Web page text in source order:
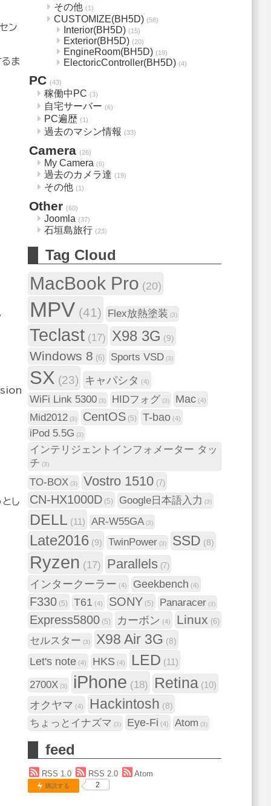
ン
ま
し
その他 (1)
CUSTOMIZE(BH5D) (58)
Interior(BH5D) (15)
Exterior(BH5D) (20)
EngineRoom(BH5D) (19)
ElectoricController(BH5D) (4)
PC (43)
稼働中PC (3)
自宅サーバー (6)
PC遍歴 (1)
過去のマシン情報 (33)
Camera (26)
My Camera (6)
過去のカメラ達 (19)
その他 (1)
Other (60)
Joomla (37)
石垣島旅行 (23)
Tag Cloud
MacBook Pro (20)
MPV (41) Flex放熱塗装 (3)
Teclast (17) X98 3G (9)
Windows 8 (6) Sports VSD (3)
SX (23) キャパシタ (4)
WiFi Link 5300 (3) HIDフォグ (3) Mac (4)
Mid2012 (3) CentOS (5) T-bao (4)
iPod 5.5G (3)
インテリジェントインフォメーター タッ
チ (3)
TO-BOX (3) Vostro 1510 (7)
CN-HX1000D (5) Google日本語入力 (3)
DELL (11) AR-W55GA (3)
Late2016 (9) TwinPower (3) SSD (8)
Ryzen (17) Parallels (7)
インタークーラー (4) Geekbench (4)
F330 (5) T61 (4) SONY (5) Panaracer (3)
Express5800 (5) カーボン (4) Linux (6)
セルスター (3) X98 Air 3G (8)
Let's note (4) HKS (4) LED (11)
2700X (3) iPhone (18) Retina (10)
オクヤマ (4) Hackintosh (8)
ちょっとイナズマ (3) Eye-Fi (4) Atom (3)
feed
RSS 1.0 RSS 2.0 Atom
購読する 2